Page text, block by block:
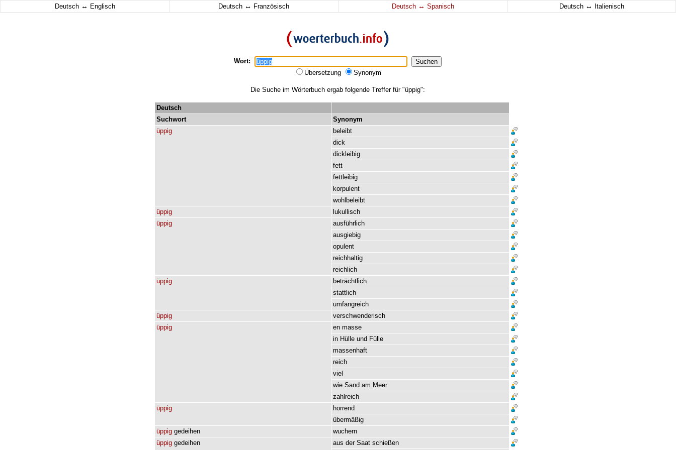
Deutsch ↔ Englisch Deutsch ↔ Französisch Deutsch ↔ Spanisch Deutsch ↔ Italienisch
Wort:
Übersetzung
Synonym
Die Suche im Wörterbuch ergab folgende Treffer für "üppig":
Deutsch
Suchwort
Synonym
üppig
beleibt
dick
dickleibig
fett
fettleibig
korpulent
wohlbeleibt
üppig
lukullisch
üppig
ausführlich
ausgiebig
opulent
reichhaltig
reichlich
üppig
beträchtlich
stattlich
umfangreich
üppig
verschwenderisch
üppig
en masse
in Hülle und Fülle
massenhaft
reich
viel
wie Sand am Meer
zahlreich
üppig
horrend
übermäßig
üppig gedeihen
wuchern
üppig gedeihen aus der Saat schießen